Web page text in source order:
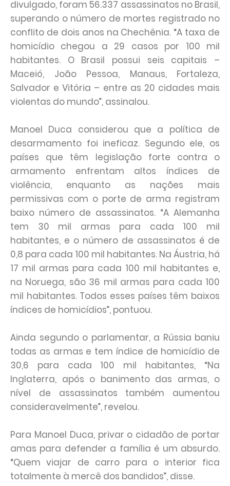
divulgado, foram 56.337 assassinatos no Brasil,
superando o número de mortes registrado no
conflito de dois anos na Chechênia. “A taxa de
homicídio chegou a 29 casos por 100 mil
habitantes. O Brasil possui seis capitais –
Maceió, João Pessoa, Manaus, Fortaleza,
Salvador e Vitória – entre as 20 cidades mais
violentas do mundo”, assinalou.
Manoel Duca considerou que a política de
desarmamento foi ineficaz. Segundo ele, os
países que têm legislação forte contra o
armamento enfrentam altos índices de
violência, enquanto as nações mais
permissivas com o porte de arma registram
baixo número de assassinatos. “A Alemanha
tem 30 mil armas para cada 100 mil
habitantes, e o número de assassinatos é de
0,8 para cada 100 mil habitantes. Na Áustria, há
17 mil armas para cada 100 mil habitantes e,
na Noruega, são 36 mil armas para cada 100
mil habitantes. Todos esses países têm baixos
índices de homicídios”, pontuou.
Ainda segundo o parlamentar, a Rússia baniu
todas as armas e tem índice de homicídio de
30,6 para cada 100 mil habitantes, “Na
Inglaterra, após o banimento das armas, o
nível de assassinatos também aumentou
consideravelmente”, revelou.
Para Manoel Duca, privar o cidadão de portar
amas para defender a família é um absurdo.
“Quem viajar de carro para o interior fica
totalmente à mercê dos bandidos”, disse.